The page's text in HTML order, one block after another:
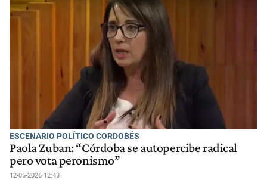
ESCENARIO POLÍTICO CORDOBÉS
Paola Zuban: “Córdoba se autopercibe radical
pero vota peronismo”
12-05-2026 12:43